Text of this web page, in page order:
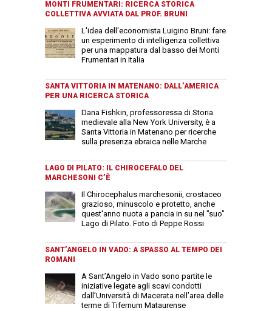
MONTI FRUMENTARI: RICERCA STORICA
COLLETTIVA AVVIATA DAL PROF. BRUNI
L'idea dell'economista Luigino Bruni: fare
un esperimento di intelligenza collettiva
per una mappatura dal basso dei Monti
Frumentari in Italia
SANTA VITTORIA IN MATENANO: DALL’AMERICA
PER UNA RICERCA STORICA
Dana Fishkin, professoressa di Storia
medievale alla New York University, è a
Santa Vittoria in Matenano per ricerche
sulla presenza ebraica nelle Marche
LAGO DI PILATO: IL CHIROCEFALO DEL
MARCHESONI C’È
Il Chirocephalus marchesonii, crostaceo
grazioso, minuscolo e protetto, anche
quest'anno nuota a pancia in su nel "suo"
Lago di Pilato. Foto di Peppe Rossi
SANT’ANGELO IN VADO: A SPASSO AL TEMPO DEI
ROMANI
A Sant’Angelo in Vado sono partite le
iniziative legate agli scavi condotti
dall’Università di Macerata nell’area delle
terme di Tifernum Mataurense